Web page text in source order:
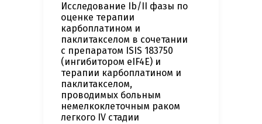
Исследование Ib/II фазы по
оценке терапии
карбоплатином и
паклитакселом в сочетании
с препаратом ISIS 183750
(ингибитором eIF4E) и
терапии карбоплатином и
паклитакселом,
проводимых больным
немелкоклеточным раком
легкого IV стадии